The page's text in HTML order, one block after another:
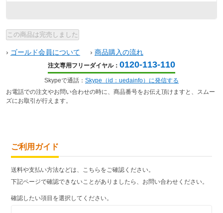
› ゴールド会員について › 商品購入の流れ
注文専用フリーダイヤル： 0120-113-110
Skypeで通話： Skype（id：uedainfo）に発信する
お電話での注文やお問い合わせの時に、商品番号をお伝え頂けますと、スムー
ズにお取引が行えます。
ご利用ガイド
送料や支払い方法などは、こちらをご確認ください。
下記ページで確認できないことがありましたら、お問い合わせください。
確認したい項目を選択してください。